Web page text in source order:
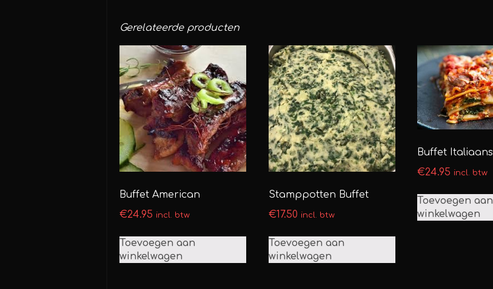
Gerelateerde producten
Buffet American
€24.95 incl. btw
Toevoegen aan
winkelwagen
Stamppotten Buffet
€17.50 incl. btw
Toevoegen aan
winkelwagen
Buffet Italiaans
€24.95 incl. btw
Toevoegen aan
winkelwagen